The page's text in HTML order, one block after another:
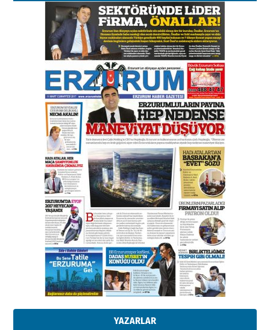
YAZARLAR
Murat Şahsuvaroğlu ERKON’da
çıtayı yukarı taşırken,
yönetimdekiler aşağı
çekmemeli!
17 Şubat 2026 SalıOrhan BOZKURT
Bir fotoğraf, bir şehir, bir
gazeteci… Dizginler kimin
elinde?
31 Mart 2026 Salı
A. Berhan Yılmaz
BİR BÖLÜM DEĞİL, BİR ÖMÜR
SEÇİYORSUNUZ… “NEDEN
ATATÜRK ÜNİVERSİTESİ?”
28 Temmuz 2026 Salı
Ahmet Gökhan YAZICI
Ahmed Yesevi’den bir Alperen…
”Reisimiz” idi… Hakka yürüdü.!
26 Mart 2026 Perşembe
Cem Bakırcı
Ardında bıraktığı hatıralarıyla
gönül adamı Faruk Terzioğlu!
13 Mayıs 2026 Çarşamba
Esat BİNDESEN
Başkan Sekmen’den Erzurum’a
bir vizyon proje daha!
02 Ağustos 2026 Pazar